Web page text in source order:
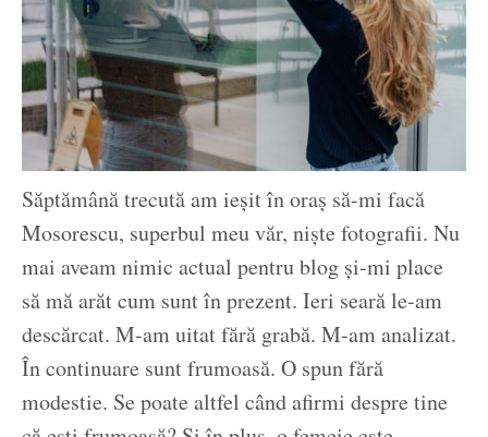
Săptămână trecută am ieșit în oraș să-mi facă
Mosorescu, superbul meu văr, niște fotografii. Nu
mai aveam nimic actual pentru blog și-mi place
să mă arăt cum sunt în prezent. Ieri seară le-am
descărcat. M-am uitat fără grabă. M-am analizat.
În continuare sunt frumoasă. O spun fără
modestie. Se poate altfel când afirmi despre tine